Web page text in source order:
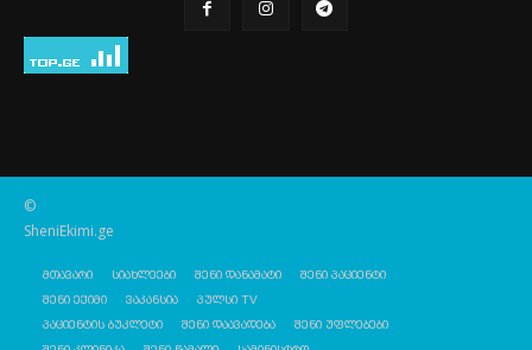
©
SheniEkimi.ge
მთავარი სიახლეები შენი დანამატი
შენი პაციენტი
შენი ექიმი
ვაკანსია
პულსი TV
პაციენტის ბუკლეტი
შენი დაავადება
შენი უფლებები